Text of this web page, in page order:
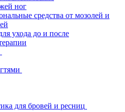
ног
средства от мозолей и
ухода до и после
для бровей и ресниц